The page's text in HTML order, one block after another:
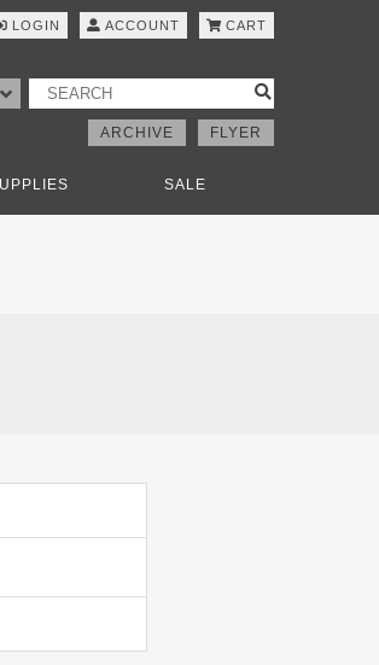
LOGIN ACCOUNT CART
ARCHIVE FLYER
SALE